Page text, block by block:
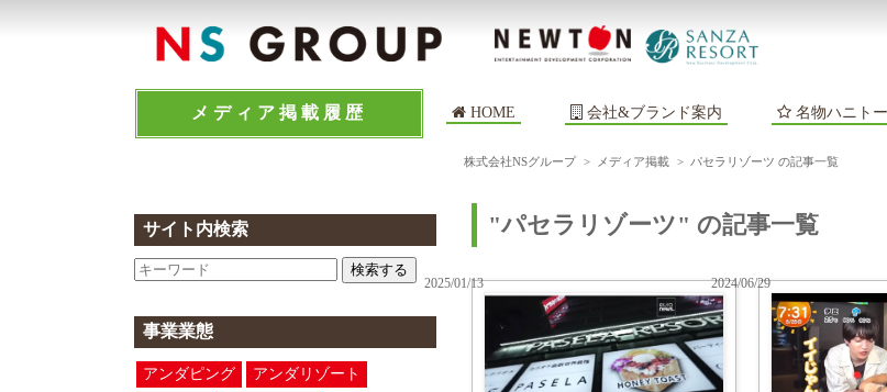
メディア掲載履歴 HOME 会社&ブランド案内 名物ハニトー
株式会社NSグループ > メディア掲載 > パセラリゾーツ の記事一覧
サイト内検索
検索する
事業業態
アンダピング
アンダリゾート
"パセラリゾーツ" の記事一覧
2025/01/13 2024/06/29